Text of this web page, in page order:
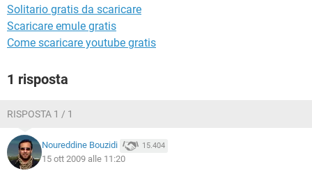
Solitario gratis da scaricare
Scaricare emule gratis
Come scaricare youtube gratis
1 risposta
RISPOSTA 1 / 1
Noureddine Bouzidi 15.404
15 ott 2009 alle 11:20